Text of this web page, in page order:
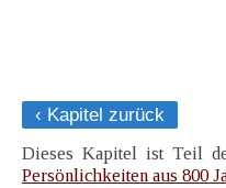
‹ Kapitel zurück
Dieses Kapitel ist Teil
Persönlichkeiten aus 800